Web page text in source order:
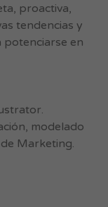
proactiva,
tendencias y
potenciarse en
modelado
Marketing.